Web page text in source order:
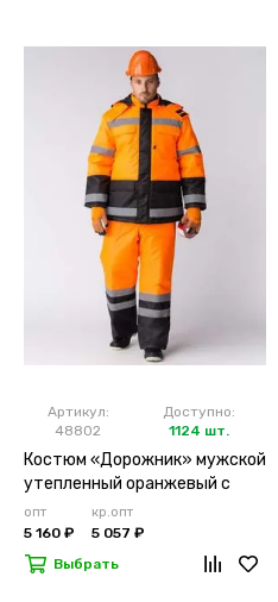
Артикул:
48802
Доступно:
1124 шт.
Костюм «Дорожник» мужской
утепленный оранжевый с
брюками
опт
5 160 ₽
кр.опт
5 057 ₽
Выбрать